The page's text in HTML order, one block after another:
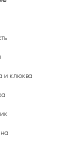
и клюква